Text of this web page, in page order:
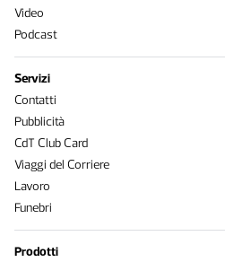
Video
Podcast
Servizi
Contatti
Pubblicità
CdT Club Card
Viaggi del Corriere
Lavoro
Funebri
Prodotti